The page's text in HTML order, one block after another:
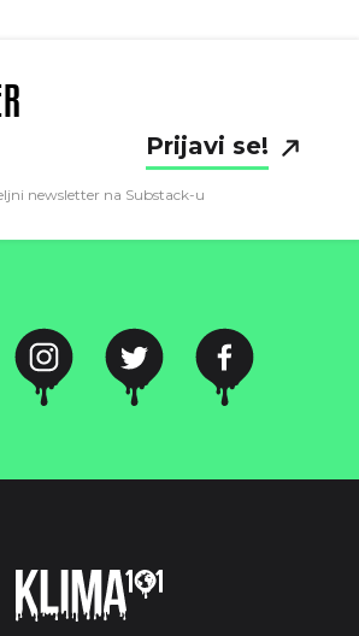
Prijavi se!
newsletter na Substack-u